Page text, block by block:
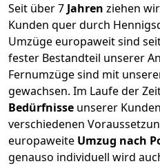
Seit über7 Jahren ziehen
Kunden quer durch
Umzüge europaweit sind
fester Bestandteil unserer
Fernumzüge sind mit
gewachsen. Im Laufe der
Bedürfnisse unserer
verschiedenen
europaweite Umzug nach
genauso individuell wird